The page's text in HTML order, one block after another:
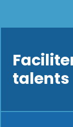
talents